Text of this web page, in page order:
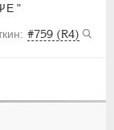
"
#759 (R4)